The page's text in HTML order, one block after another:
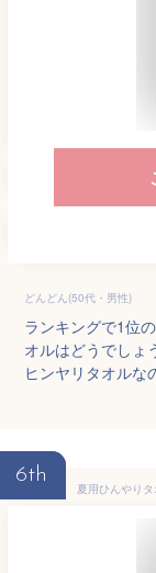
どんどん(50代・男性)
ランキングで1位
オルはどうでしょ
ヒンヤリタオルな
6th